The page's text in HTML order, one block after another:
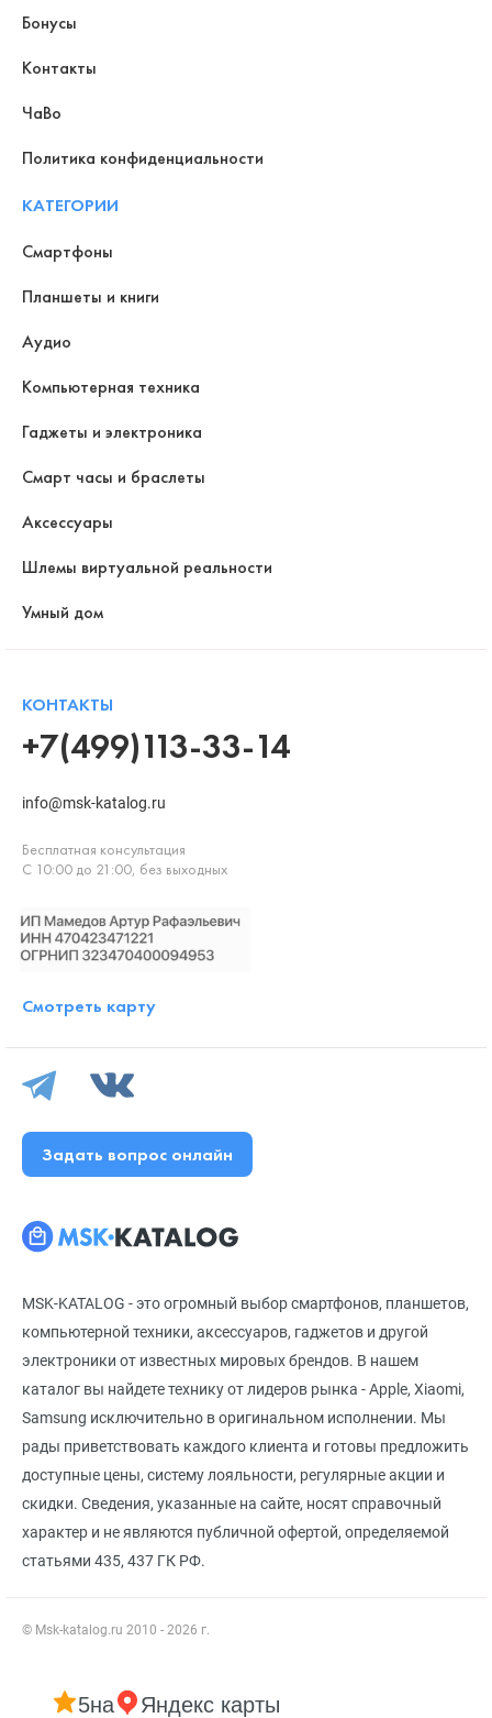
MSK-KATALOG - это огромный выбор смартфонов, планшетов,
компьютерной техники, аксессуаров, гаджетов и другой
электроники от известных мировых брендов. В нашем
каталог вы найдете технику от лидеров рынка - Apple, Xiaomi,
Samsung исключительно в оригинальном исполнении. Мы
рады приветствовать каждого клиента и готовы предложить
доступные цены, систему лояльности, регулярные акции и
скидки. Сведения, указанные на сайте, носят справочный
характер и не являются публичной офертой, определяемой
статьями 435, 437 ГК РФ.
© Msk-katalog.ru 2010 - 2026 г.
Бонусы
Контакты
ЧаВо
Политика конфиденциальности
КАТЕГОРИИ
Смартфоны
Планшеты и книги
Аудио
Компьютерная техника
Гаджеты и электроника
Смарт часы и браслеты
Аксессуары
Шлемы виртуальной реальности
Умный дом
КОНТАКТЫ
+7(499)113-33-14
info@msk-katalog.ru
Бесплатная консультация
С 10:00 до 21:00, без выходных
Смотреть карту
Задать вопрос онлайн
5на Яндекс карты